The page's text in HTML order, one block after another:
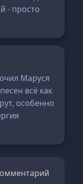
- просто
Маруся
всё как
особенно